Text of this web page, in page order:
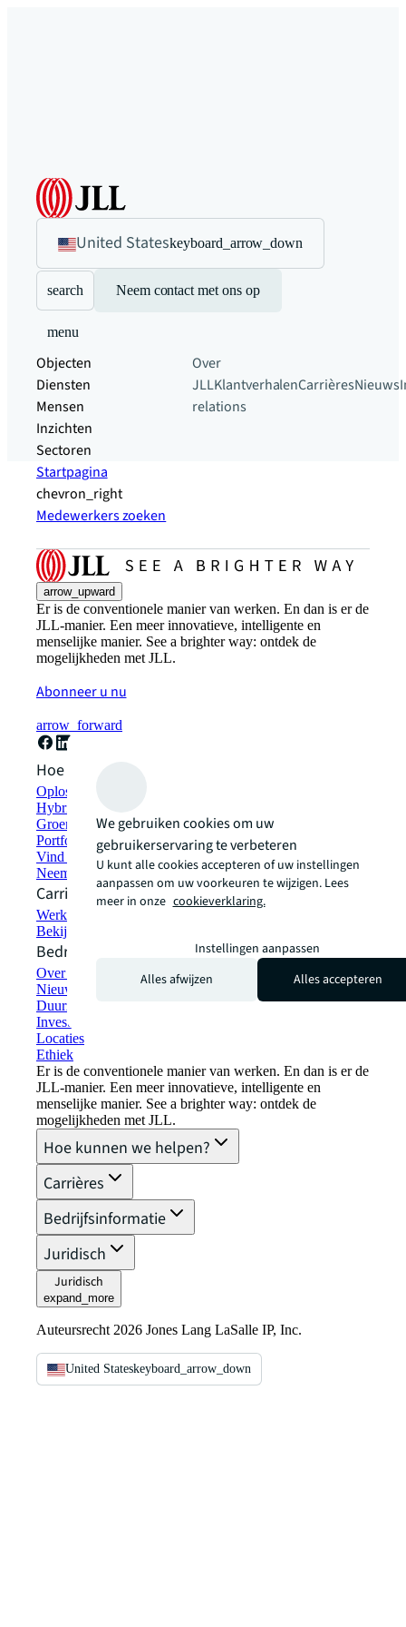
United Stateskeyboard_arrow_down
search Neem contact met ons op
menu
Objecten
Diensten
Mensen
Inzichten
Sectoren
Over
JLLKlantverhalenCarrièresNieuws
relations
Startpagina
chevron_right
Medewerkers zoeken
arrow_upward
Er is de conventionele manier van werken. En dan is er de
JLL-manier. Een meer innovatieve, intelligente en
menselijke manier. See a brighter way: ontdek de
mogelijkheden met JLL.
Abonneer u nu
arrow_forward
Hoe kunnen we helpen?
Oplossingen voor duurzaamheid
Hybride werkplekoplossingen
Groen bouwen en verhuren
Portfoliomanagement
Vind en huur ruimte
Neem contact met ons op
Carrières
Werken bij JLL
Bekijk vacatures
Bedrijfsinformatie
Over JLL
Nieuws & Pers
Duurzaamheid bij JLL
Investor relations
Locaties
Ethiek
Er is de conventionele manier van werken. En dan is er de
JLL-manier. Een meer innovatieve, intelligente en
menselijke manier. See a brighter way: ontdek de
mogelijkheden met JLL.
Hoe kunnen we helpen?
Carrières
Bedrijfsinformatie
Juridisch
Juridisch
expand_more
Auteursrecht 2026 Jones Lang LaSalle IP, Inc.
United Stateskeyboard_arrow_down
We gebruiken cookies om uw
gebruikerservaring te verbeteren
U kunt alle cookies accepteren of uw instellingen
aanpassen om uw voorkeuren te wijzigen. Lees
meer in onze cookieverklaring.
Instellingen aanpassen
Alles afwijzen
Alles accepteren